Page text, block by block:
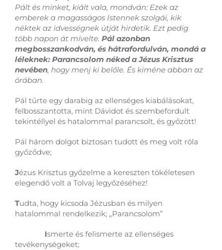
Pált és minket, kiált vala, mondván: Ezek az
emberek a magasságos Istennek szolgái, kik
néktek az idvességnek útját hirdetik. Ezt pedig
több napon át mívelte. Pál azonban
megbosszankodván, és hátrafordulván, mondá a
léleknek: Parancsolom néked a Jézus Krisztus
nevében, hogy menj ki belőle. És kiméne abban az
órában.
Pál tűrte egy darabig az ellenséges kiabálásokat,
felbosszantotta, mint Dávidot és szembefordult
tekintéllyel és hatalommal parancsolt, és győzött!
Pál három dolgot biztosan tudott és meg volt róla
győződve;
Jézus Krisztus győzelme a kereszten tökéletesen
elegendő volt a Tolvaj legyőzéséhez!
Tudta, hogy kicsoda Jézusban és milyen
hatalommal rendelkezik; „Parancsolom”
Ismerte és felismerte az ellenséges
tevékenységeket;